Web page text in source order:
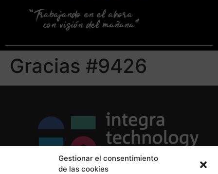
Gestionar el consentimiento
de las cookies
Gracias #9426